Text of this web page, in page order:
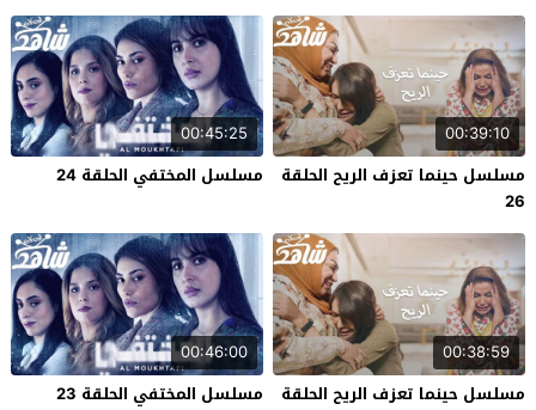
00:39:10
مسلسل حينما تعزف الريح الحلقة
26
00:45:25
مسلسل المختفي الحلقة 24
00:38:59
مسلسل حينما تعزف الريح الحلقة
00:46:00
مسلسل المختفي الحلقة 23